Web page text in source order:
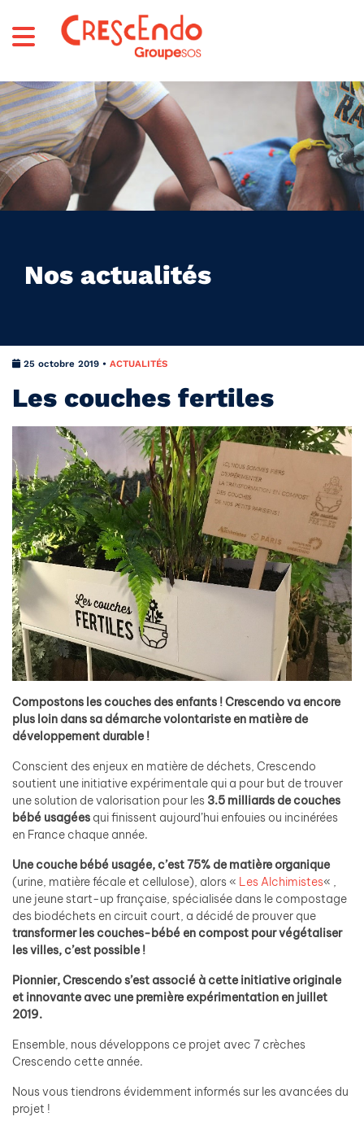
Nos actualités
25 octobre 2019 • ACTUALITÉS
Les couches fertiles
Compostons les couches des enfants ! Crescendo va encore
plus loin dans sa démarche volontariste en matière de
développement durable !
Conscient des enjeux en matière de déchets, Crescendo
soutient une initiative expérimentale qui a pour but de trouver
une solution de valorisation pour les 3.5 milliards de couches
bébé usagées qui finissent aujourd’hui enfouies ou incinérées
en France chaque année.
Une couche bébé usagée, c’est 75% de matière organique
(urine, matière fécale et cellulose), alors « Les Alchimistes« ,
une jeune start-up française, spécialisée dans le compostage
des biodéchets en circuit court, a décidé de prouver que
transformer les couches-bébé en compost pour végétaliser
les villes, c’est possible !
Pionnier, Crescendo s’est associé à cette initiative originale
et innovante avec une première expérimentation en juillet
2019.
Ensemble, nous développons ce projet avec 7 crèches
Crescendo cette année.
Nous vous tiendrons évidemment informés sur les avancées du
projet !